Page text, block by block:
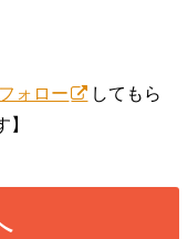
フォロー
してもら